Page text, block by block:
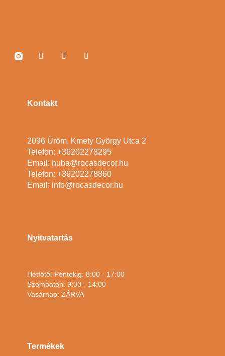
Kontakt
2096 Üröm, Kmety György Utca 2
Telefon: +36202278295
Email: huba@rocasdecor.hu
Telefon: +36202278860
Email: info@rocasdecor.hu
Nyitvatartás
Hétfőtől-Péntekig: 8:00 - 17:00
Szombaton: 9:00 - 14:00
Vasárnap: ZÁRVA
Termékek